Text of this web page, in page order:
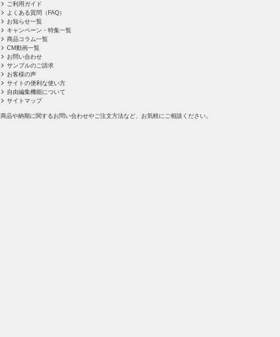
ご利用ガイド
よくある質問（FAQ）
お知らせ一覧
キャンペーン・特集一覧
商品コラム一覧
CM動画一覧
お問い合わせ
サンプルのご請求
お客様の声
サイトの便利な使い方
自由編集機能について
サイトマップ
商品や納期に関するお問い合わせやご注文方法など、お気軽にご相談ください。